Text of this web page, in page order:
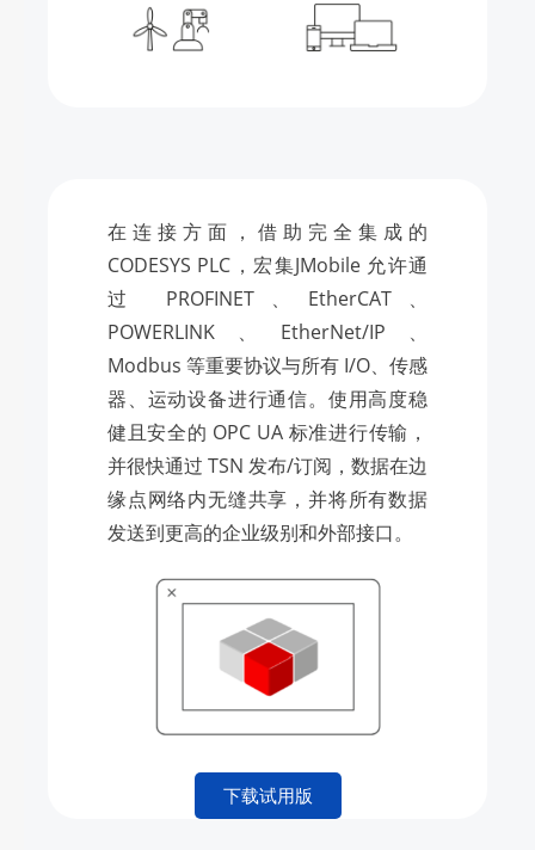
在连接方面，借助完全集成的
CODESYS PLC，宏集JMobile 允许通
过 PROFINET、EtherCAT、
POWERLINK、EtherNet/IP、
Modbus 等重要协议与所有 I/O、传感
器、运动设备进行通信。使用高度稳
健且安全的 OPC UA 标准进行传输，
并很快通过 TSN 发布/订阅，数据在边
缘点网络内无缝共享，并将所有数据
发送到更高的企业级别和外部接口。
下载试用版